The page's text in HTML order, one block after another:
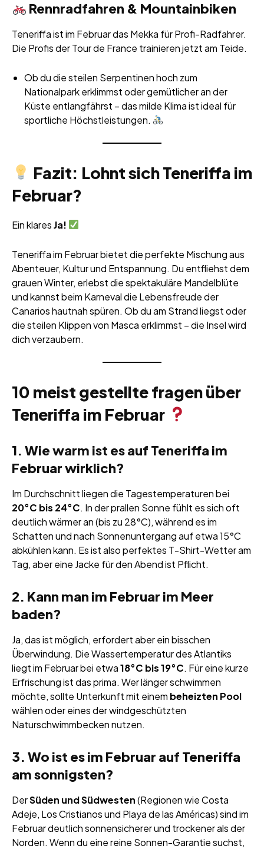
Rennradfahren & Mountainbiken
Teneriffa ist im Februar das Mekka für Profi-Radfahrer.
Die Profis der Tour de France trainieren jetzt am Teide.
Ob du die steilen Serpentinen hoch zum
Nationalpark erklimmst oder gemütlicher an der
Küste entlangfährst – das milde Klima ist ideal für
sportliche Höchstleistungen.
Fazit: Lohnt sich Teneriffa im
Februar?
Ein klaresJa!
Teneriffa im Februar bietet die perfekte Mischung aus
Abenteuer, Kultur und Entspannung. Du entfliehst dem
grauen Winter, erlebst die spektakuläre Mandelblüte
und kannst beim Karneval die Lebensfreude der
Canarios hautnah spüren. Ob du am Strand liegst oder
die steilen Klippen von Masca erklimmst – die Insel wird
dich verzaubern.
10 meist gestellte fragen über
Teneriffa im Februar
1. Wie warm ist es auf Teneriffa im
Februar wirklich?
Im Durchschnitt liegen die Tagestemperaturen bei
20°C bis 24°C. In der prallen Sonne fühlt es sich oft
deutlich wärmer an (bis zu 28°C), während es im
Schatten und nach Sonnenuntergang auf etwa 15°C
abkühlen kann. Es ist also perfektes T-Shirt-Wetter am
Tag, aber eine Jacke für den Abend ist Pflicht.
2. Kann man im Februar im Meer
baden?
Ja, das ist möglich, erfordert aber ein bisschen
Überwindung. Die Wassertemperatur des Atlantiks
liegt im Februar bei etwa18°C bis 19°C. Für eine kurze
Erfrischung ist das prima. Wer länger schwimmen
möchte, sollte Unterkunft mit einem beheizten Pool
wählen oder eines der windgeschützten
Naturschwimmbecken nutzen.
3. Wo ist es im Februar auf Teneriffa
am sonnigsten?
DerSüden und Südwesten(Regionen wie Costa
Adeje, Los Cristianos und Playa de las Américas) sind im
Februar deutlich sonnensicherer und trockener als der
Norden. Wenn du eine reine Sonnen-Garantie suchst,